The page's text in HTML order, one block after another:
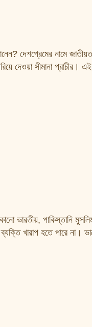
দেশপ্রেমের নামে
দেওয়া সীমানা
পাকিস্তানি
খারাপ হতে পারে না।